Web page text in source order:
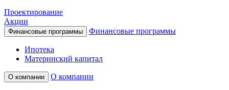
Проектирование
Акции
Финансовые программы Финансовые программы
Ипотека
Материнский капитал
О компании О компании